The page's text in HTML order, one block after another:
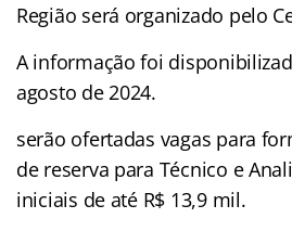
Região será organizado pelo
A informação foi
agosto de 2024.
serão ofertadas vagas para
de reserva para Técnico e
iniciais de até R$ 13,9 mil.